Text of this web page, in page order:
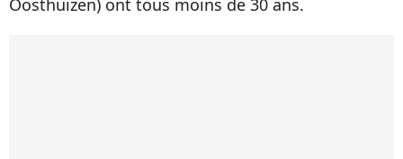
Oosthuizen) ont tous moins de 30 ans.